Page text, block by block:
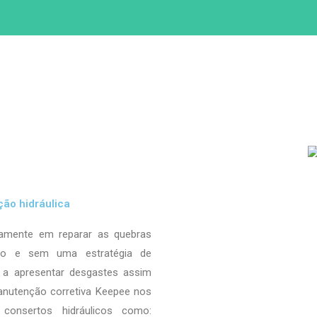
hidráulica
em reparar as quebras
e sem uma estratégia de
apresentar desgastes assim
corretiva Keepee nos
hidráulicos como: